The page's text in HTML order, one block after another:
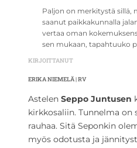
Paljon on merkitystä sillä,
saanut paikkakunnalla
vertaa oman
sen mukaan, tapahtuuko
KIRJOITTANUT
ERIKA NIEMELÄ | RV
Astelen Seppo Juntusen
kirkkosaliin. Tunnelma on
rauhaa. Sitä Seponkin
myös odotusta ja